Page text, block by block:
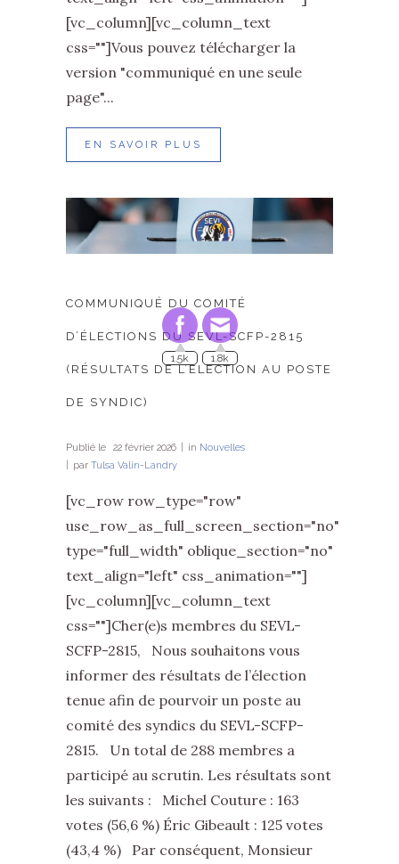
[vc_column][vc_column_text
css=""]Vous pouvez télécharger la
version "communiqué en une seule
page"...
EN SAVOIR PLUS
COMMUNIQUÉ DU COMITÉ
D’ÉLECTIONS DU SEVL-SCFP-2815
(RÉSULTATS DE L’ÉLECTION AU POSTE
DE SYNDIC)
Publié le 22 février 2026 in Nouvelles
par Tulsa Valin-Landry
[vc_row row_type="row"
use_row_as_full_screen_section="no"
type="full_width" oblique_section="no"
text_align="left" css_animation=""]
[vc_column][vc_column_text
css=""]Cher(e)s membres du SEVL-
SCFP-2815, Nous souhaitons vous
informer des résultats de l’élection
tenue afin de pourvoir un poste au
comité des syndics du SEVL-SCFP-
2815. Un total de 288 membres a
participé au scrutin. Les résultats sont
les suivants : Michel Couture : 163
votes (56,6 %) Éric Gibeault : 125 votes
(43,4 %) Par conséquent, Monsieur